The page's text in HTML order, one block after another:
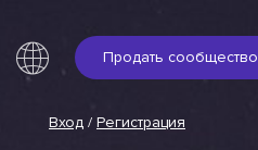
Продать сообщество
Вход / Регистрация